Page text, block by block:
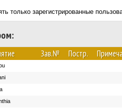
только зарегистрированные
Зав.№ Постр.